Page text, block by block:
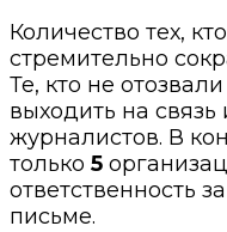
Количество тех,
стремительно
Те, кто не
выходить на связь
журналистов. В
только 5
ответственность
письме.